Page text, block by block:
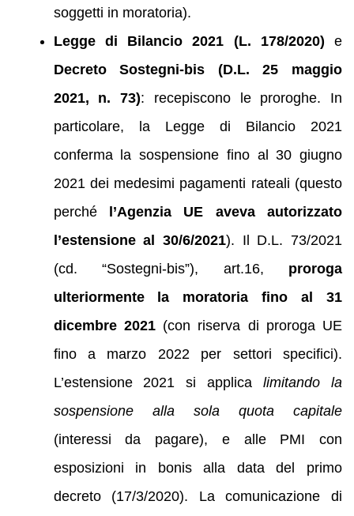
soggetti in moratoria).
Legge di Bilancio 2021 (L. 178/2020) e
Decreto Sostegni-bis (D.L. 25 maggio
2021, n. 73): recepiscono le proroghe. In
particolare, la Legge di Bilancio 2021
conferma la sospensione fino al 30 giugno
2021 dei medesimi pagamenti rateali (questo
perché
l’Agenzia UE aveva autorizzato
l’estensione al 30/6/2021). Il D.L. 73/2021
(cd. “Sostegni-bis”), art.16, proroga
ulteriormente la moratoria fino al 31
dicembre 2021(con riserva di proroga UE
fino a marzo 2022 per settori specifici).
L’estensione 2021 si applicalimitando la
sospensione alla sola quota capitale
(interessi da pagare), e alle PMI con
esposizioni in bonis alla data del primo
decreto (17/3/2020). La comunicazione di